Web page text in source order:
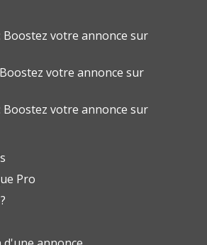
Boostez votre annonce sur
votre annonce sur
votre annonce sur
Pro